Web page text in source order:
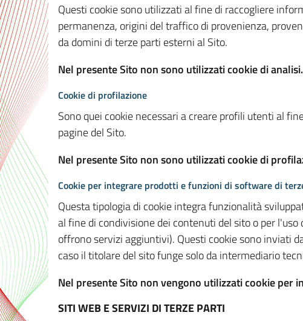
Questi cookie sono utilizzati al fine di raccogliere
permanenza, origini del traffico di provenienza,
da domini di terze parti esterni al Sito.
Nel presente Sito non sono utilizzati cookie di analisi.
Cookie di profilazione
Sono quei cookie necessari a creare profili utenti al
pagine del Sito.
Nel presente Sito non sono utilizzati cookie di
Cookie per integrare prodotti e funzioni di software di
Questa tipologia di cookie integra funzionalità
al fine di condivisione dei contenuti del sito o per
offrono servizi aggiuntivi). Questi cookie sono inviati
caso il titolare del sito funge solo da intermediario
Nel presente Sito non vengono utilizzati cookie
SITI WEB E SERVIZI DI TERZE PARTI